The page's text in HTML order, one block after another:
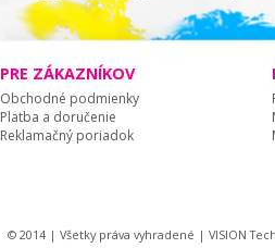
PRE ZÁKAZNÍKOV
Obchodné podmienky
Platba a doručenie
Reklamačný poriadok
© 2014 | Všetky práva vyhradené | VISION